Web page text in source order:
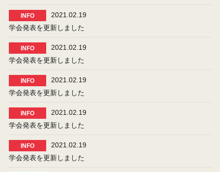
INFO
2021.02.19
学会発表を更新しました
INFO
2021.02.19
学会発表を更新しました
INFO
2021.02.19
学会発表を更新しました
INFO
2021.02.19
学会発表を更新しました
INFO
2021.02.19
学会発表を更新しました